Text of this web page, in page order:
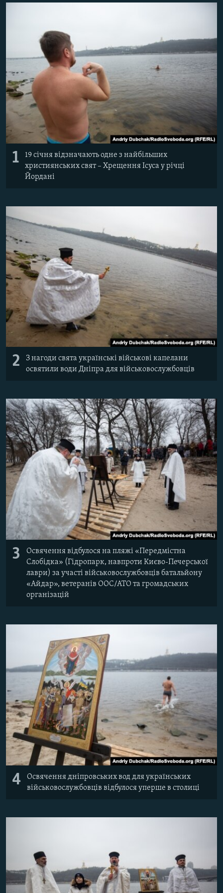
УКРАЇНСЬКА ПРОБЛЕМА КРИМУ
ІНФОГРАФІКА
Qırımtatar
ДОЛУЧАЙСЯ!
Усі сайти RFE/RL
1
19 січня відзначають одне з найбільших
християнських свят – Хрещення Ісуса у річці
Йордані
2
З нагоди свята українські військові капелани
освятили води Дніпра для військовослужбовців
3
Освячення відбулося на пляжі «Передмістна
Слобідка» (Гідропарк, навпроти Києво-Печерської
лаври) за участі військовослужбовців батальйону
«Айдар», ветеранів ООС/АТО та громадських
організацій
4
Освячення дніпровських вод для українських
військовослужбовців відбулося уперше в столиці